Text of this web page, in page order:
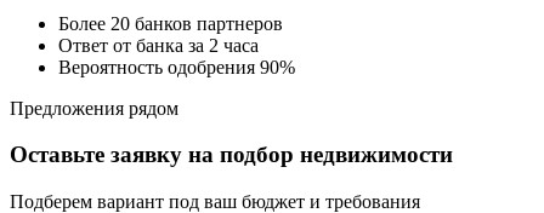
Более 20 банков партнеров
Ответ от банка за 2 часа
Вероятность одобрения 90%
Предложения рядом
Оставьте заявку на подбор недвижимости
Подберем вариант под ваш бюджет и требования